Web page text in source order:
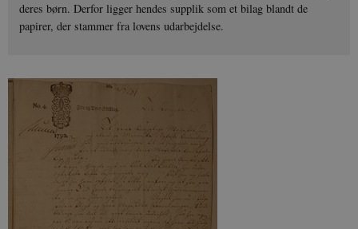
deres børn. Derfor ligger hendes supplik som et bilag blandt de
papirer, der stammer fra lovens udarbejdelse.